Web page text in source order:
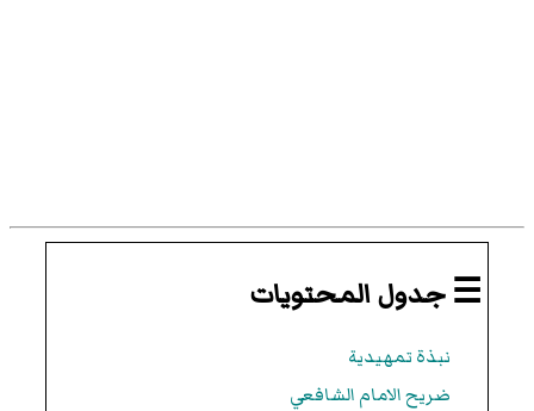
☰ جدول المحتويات
نبذة تمهيدية
ضريح الامام الشافعي